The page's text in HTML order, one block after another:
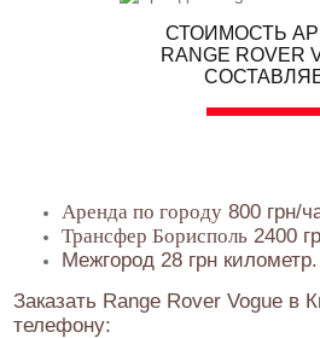
СТОИМОСТЬ
RANGE ROVER
Аренда по городу 800 грн/
Трансфер Борисполь 2400
Межгород 28 грн километр.
Заказать Range Rover Vogue в
телефону: